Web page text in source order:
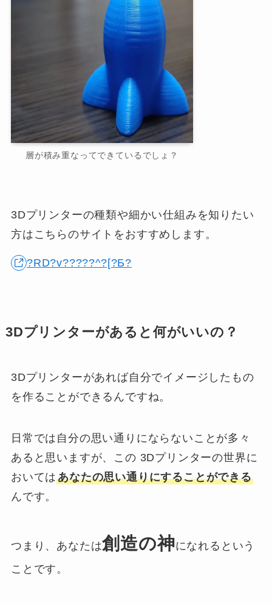
層が積み重なってできているでしょ？
3Dプリンターの種類や細かい仕組みを知りたい
方はこちらのサイトをおすすめします。
?RD?v?????^?[?Ƃ?
3Dプリンターがあると何がいいの？
3Dプリンターがあれば自分でイメージしたもの
を作ることができるんですね。
日常では自分の思い通りにならないことが多々
あると思いますが、この 3Dプリンターの世界に
おいてはあなたの思い通りにすることができる
んです。
つまり、あなたは創造の神になれるという
ことです。